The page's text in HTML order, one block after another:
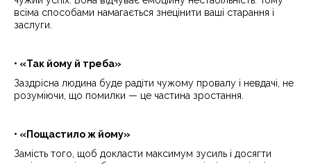
всіма способами намагається знецінити ваші старання і
заслуги.
• «Так йому й треба»
Заздрісна людина буде радіти чужому провалу і невдачі, не
розуміючи, що помилки — це частина зростання.
• «Пощастило ж йому»
Замість того, щоб докласти максимум зусиль і досягти